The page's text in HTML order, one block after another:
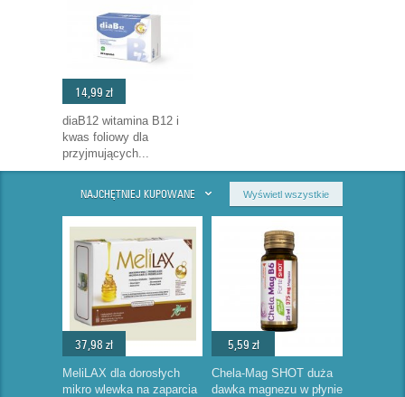
14,99 zł
diaB12 witamina B12 i
kwas foliowy dla
przyjmujących...
NAJCHĘTNIEJ KUPOWANE Wyświetl wszystkie
37,98 zł
MeliLAX dla dorosłych
mikro wlewka na zaparcia
5,59 zł
Chela-Mag SHOT duża
dawka magnezu w płynie